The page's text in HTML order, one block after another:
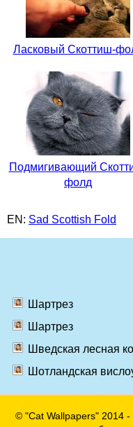
Ласковый Скоттиш-
Подмигивающий
фолд
EN: Sad Scottish Fold
Шартрез
Шартрез
Шведская лесная
Шотландская
© "Cat Wallpapers" 2014